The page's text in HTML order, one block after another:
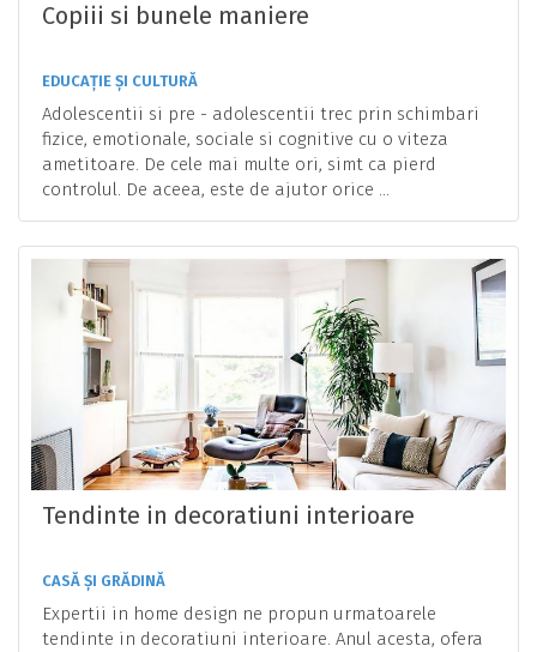
Copiii si bunele maniere
EDUCAȚIE ȘI CULTURĂ
Adolescentii si pre - adolescentii trec prin schimbari
fizice, emotionale, sociale si cognitive cu o viteza
ametitoare. De cele mai multe ori, simt ca pierd
controlul. De aceea, este de ajutor orice ...
Tendinte in decoratiuni interioare
CASĂ ȘI GRĂDINĂ
Expertii in home design ne propun urmatoarele
tendinte in decoratiuni interioare. Anul acesta, ofera